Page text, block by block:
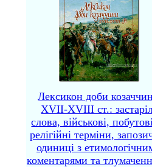
Лексикон доби
XVII-XVIII ст.:
слова, військові,
релігійні терміни,
одиниці з
коментарями та